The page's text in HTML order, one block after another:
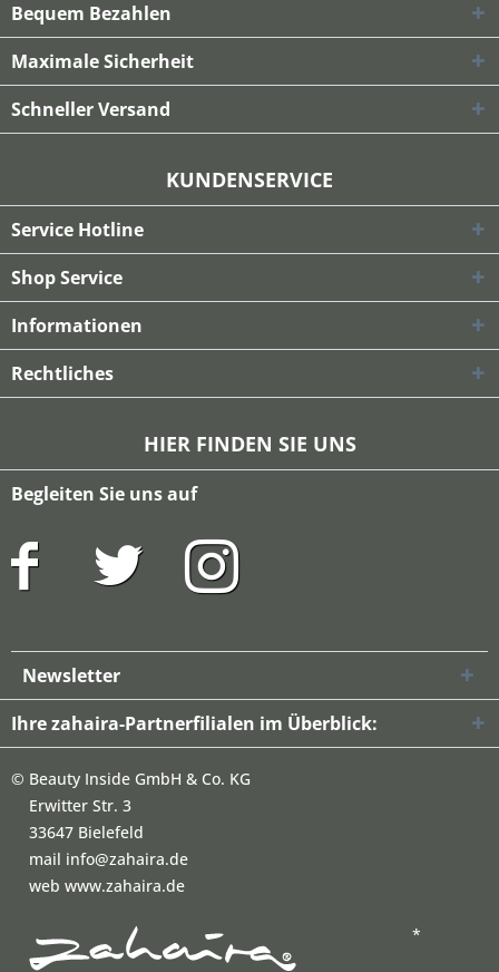
Bequem Bezahlen
Maximale Sicherheit
Schneller Versand
KUNDENSERVICE
Service Hotline
Shop Service
Informationen
Rechtliches
HIER FINDEN SIE UNS
Begleiten Sie uns auf
Newsletter
Ihre zahaira-Partnerfilialen im Überblick:
© Beauty Inside GmbH & Co. KG
Erwitter Str. 3
33647 Bielefeld
mail info@zahaira.de
web www.zahaira.de
*